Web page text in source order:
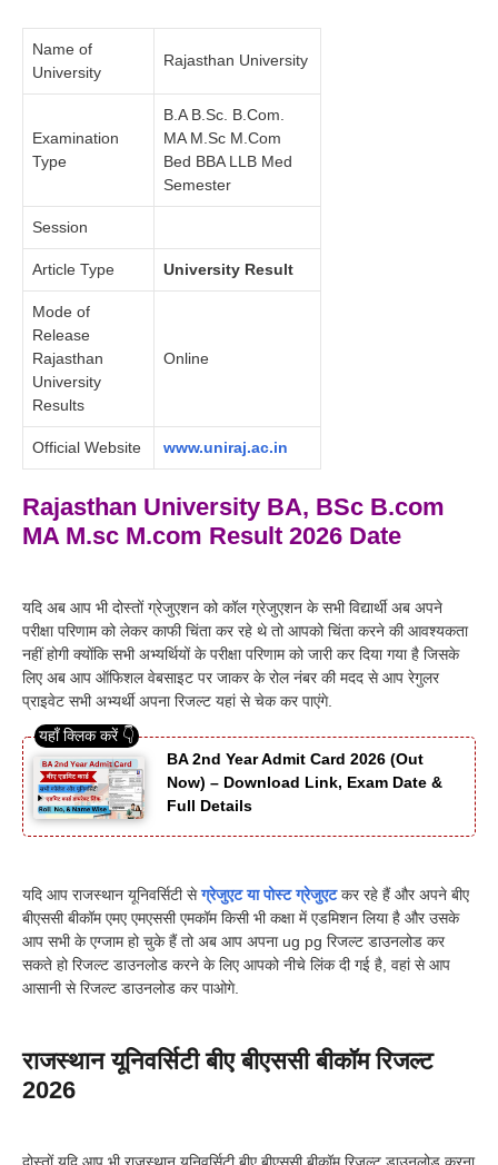
Name of
University
Rajasthan University
Examination
Type
B.A B.Sc. B.Com.
MA M.Sc M.Com
Bed BBA LLB Med
Semester
Session
Article Type University Result
Mode of
Release
Rajasthan
University
Results
Online
Official Website www.uniraj.ac.in
Rajasthan University BA, BSc B.com
MA M.sc M.com Result 2026 Date
यदि अब आप भी दोस्तों ग्रेजुएशन को कॉल ग्रेजुएशन के सभी विद्यार्थी अब अपने
परीक्षा परिणाम को लेकर काफी चिंता कर रहे थे तो आपको चिंता करने की आवश्यकता
नहीं होगी क्योंकि सभी अभ्यर्थियों के परीक्षा परिणाम को जारी कर दिया गया है जिसके
लिए अब आप ऑफिशल वेबसाइट पर जाकर के रोल नंबर की मदद से आप रेगुलर
प्राइवेट सभी अभ्यर्थी अपना रिजल्ट यहां से चेक कर पाएंगे.
BA 2nd Year Admit Card 2026 (Out
Now) – Download Link, Exam Date &
Full Details
यदि आप राजस्थान यूनिवर्सिटी सेग्रेजुएट या पोस्ट ग्रेजुएटकर रहे हैं और अपने बीए
बीएससी बीकॉम एमए एमएससी एमकॉम किसी भी कक्षा में एडमिशन लिया है और उसके
आप सभी के एग्जाम हो चुके हैं तो अब आप अपना ug pg रिजल्ट डाउनलोड कर
सकते हो रिजल्ट डाउनलोड करने के लिए आपको नीचे लिंक दी गई है, वहां से आप
आसानी से रिजल्ट डाउनलोड कर पाओगे.
राजस्थान यूनिवर्सिटी बीए बीएससी बीकॉम रिजल्ट
2026